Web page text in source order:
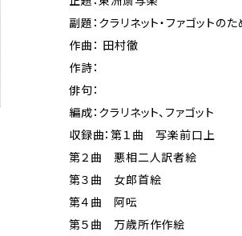
副題：クラリネット・ファゴットの
作曲： 田村徹
作詩：
俳句：
編成：クラリネット、ファゴット
収録曲：第１曲 写楽前口上
第２曲 悪相二人訳者絵
第３曲 女郎首絵
第４曲 阿呍
第５曲 万歳所作作絵